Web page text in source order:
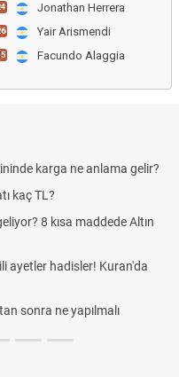
Jonathan Herrera
Yair Arismendi
Facundo Alaggia
karga ne anlama gelir?
kaç TL?
8 kısa maddede Altın
ayetler hadisler! Kuran'da
sonra ne yapılmalı